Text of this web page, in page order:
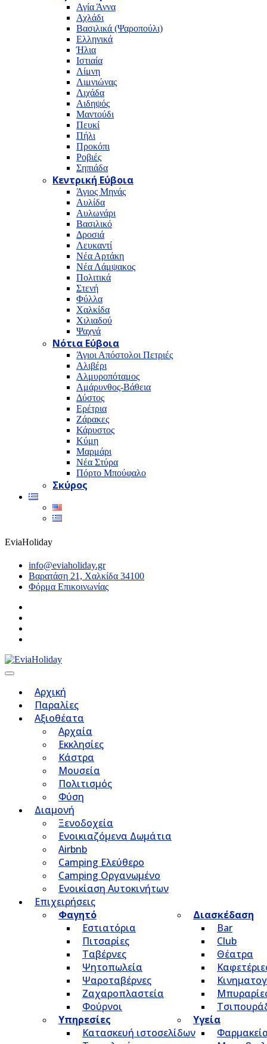
Αγία Άννα
Αχλάδι
Βασιλικά (Ψαροπούλι)
Ελληνικά
Ήλια
Ιστιαία
Λίμνη
Λιμνιώνας
Λιχάδα
Αιδηψός
Μαντούδι
Πευκί
Πήλι
Προκόπι
Ροβιές
Σηπιάδα
Κεντρική Εύβοια
Άγιος Μηνάς
Αυλίδα
Αυλωνάρι
Βασιλικό
Δροσιά
Λευκαντί
Νέα Αρτάκη
Νέα Λάμψακος
Πολιτικά
Στενή
Φύλλα
Χαλκίδα
Χιλιαδού
Ψαχνά
Νότια Εύβοια
Άγιοι Απόστολοι Πετριές
Αλιβέρι
Αλμυροπόταμος
Αμάρυνθος-Βάθεια
Δύστος
Ερέτρια
Ζάρακες
Κάρυστος
Κύμη
Μαρμάρι
Νέα Στύρα
Πόρτο Μπούφαλο
Σκύρος
EviaHoliday
info@eviaholiday.gr
Βαρατάση 21, Χαλκίδα 34100
Φόρμα Επικοινωνίας
Αρχική
Παραλίες
Αξιοθέατα
Αρχαία
Εκκλησίες
Κάστρα
Μουσεία
Πολιτισμός
Φύση
Διαμονή
Ξενοδοχεία
Ενοικιαζόμενα Δωμάτια
Airbnb
Camping Ελεύθερο
Camping Οργανωμένο
Ενοικίαση Αυτοκινήτων
Επιχειρήσεις
Φαγητό
Εστιατόρια
Πιτσαρίες
Ταβέρνες
Ψητοπωλεία
Ψαροταβέρνες
Ζαχαροπλαστεία
Φούρνοι
Διασκέδαση
Bar
Club
Θέατρα
Υπηρεσίες
Κατασκευή ιστοσελίδων
Υγεία